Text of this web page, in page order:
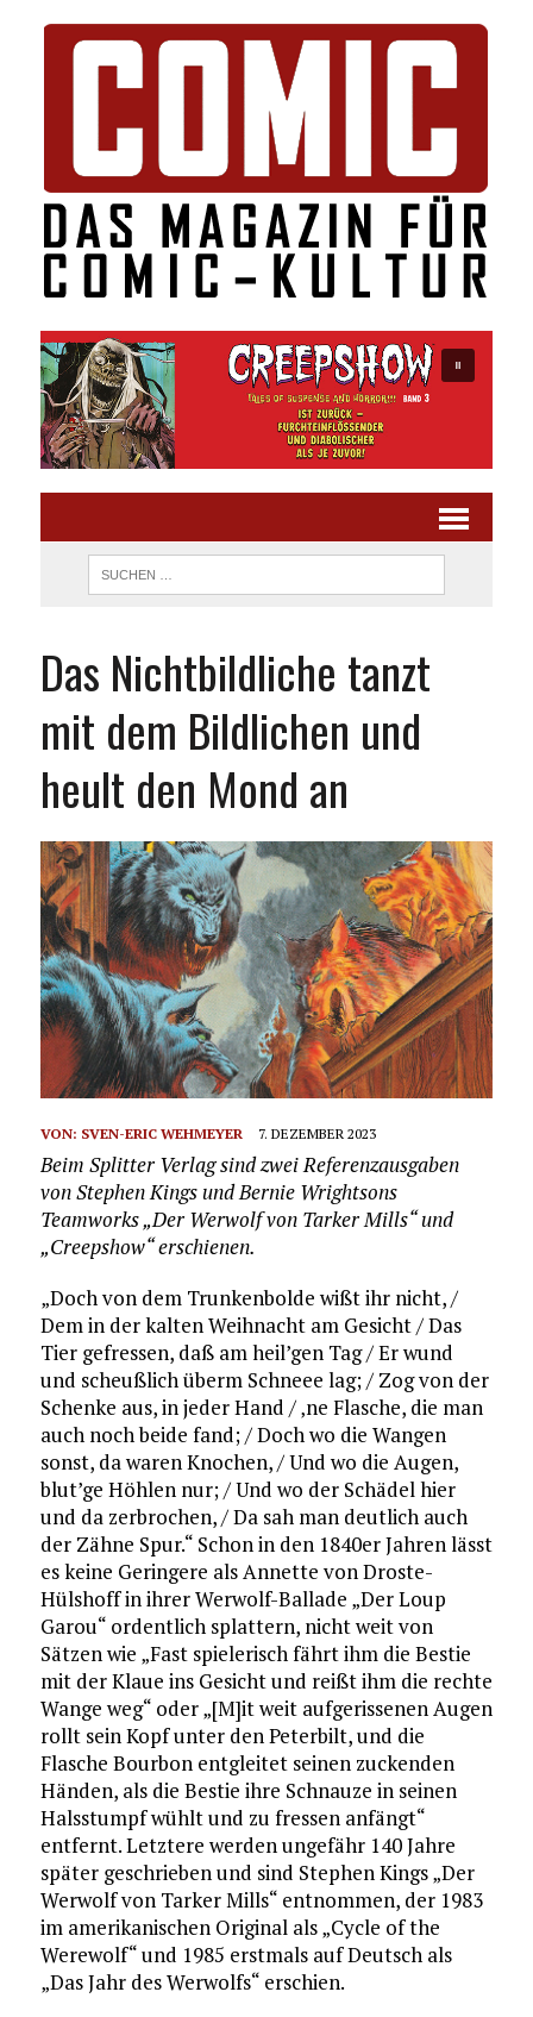
Das Nichtbildliche tanzt
mit dem Bildlichen und
heult den Mond an
VON: SVEN-ERIC WEHMEYER 7. DEZEMBER 2023
Beim Splitter Verlag sind zwei Referenzausgaben
von Stephen Kings und Bernie Wrightsons
Teamworks „Der Werwolf von Tarker Mills“ und
„Creepshow“ erschienen.
„Doch von dem Trunkenbolde wißt ihr nicht, /
Dem in der kalten Weihnacht am Gesicht / Das
Tier gefressen, daß am heil’gen Tag / Er wund
und scheußlich überm Schneee lag; / Zog von der
Schenke aus, in jeder Hand / ‚ne Flasche, die man
auch noch beide fand; / Doch wo die Wangen
sonst, da waren Knochen, / Und wo die Augen,
blut’ge Höhlen nur; / Und wo der Schädel hier
und da zerbrochen, / Da sah man deutlich auch
der Zähne Spur.“ Schon in den 1840er Jahren lässt
es keine Geringere als Annette von Droste-
Hülshoff in ihrer Werwolf-Ballade „Der Loup
Garou“ ordentlich splattern, nicht weit von
Sätzen wie „Fast spielerisch fährt ihm die Bestie
mit der Klaue ins Gesicht und reißt ihm die rechte
Wange weg“ oder „[M]it weit aufgerissenen Augen
rollt sein Kopf unter den Peterbilt, und die
Flasche Bourbon entgleitet seinen zuckenden
Händen, als die Bestie ihre Schnauze in seinen
Halsstumpf wühlt und zu fressen anfängt“
entfernt. Letztere werden ungefähr 140 Jahre
später geschrieben und sind Stephen Kings „Der
Werwolf von Tarker Mills“ entnommen, der 1983
im amerikanischen Original als „Cycle of the
Werewolf“ und 1985 erstmals auf Deutsch als
„Das Jahr des Werwolfs“ erschien.